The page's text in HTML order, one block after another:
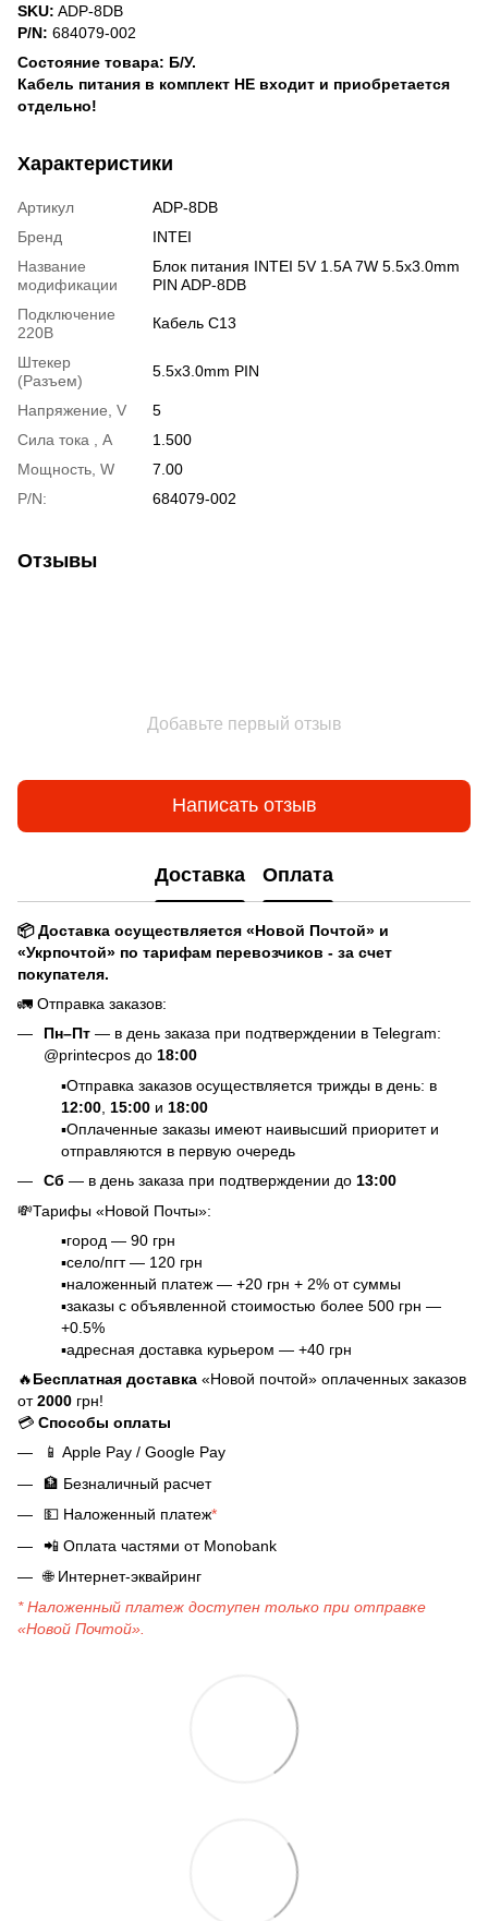
SKU: ADP-8DB
P/N: 684079-002
Состояние товара: Б/У.
Кабель питания в комплект НЕ входит и приобретается
отдельно!
Характеристики
Артикул
ADP-8DB
Бренд
INTEI
Название
модификации
Блок питания INTEI 5V 1.5A 7W 5.5x3.0mm
PIN ADP-8DB
Подключение
220В
Кабель С13
Штекер
(Разъем)
5.5x3.0mm PIN
Напряжение, V
5
Сила тока , A
1.500
Мощность, W
7.00
P/N:
684079-002
Отзывы
Добавьте первый отзыв
Написать отзыв
Доставка Оплата
📦 Доставка осуществляется «Новой Почтой» и
«Укрпочтой» по тарифам перевозчиков - за счет
покупателя.
🚛 Отправка заказов:
Пн–Пт — в день заказа при подтверждении в Telegram:
@printecpos до 18:00
▪️Отправка заказов осуществляется трижды в день: в
12:00 15:00 и 18:00
▪️Оплаченные заказы имеют наивысший приоритет и
отправляются в первую очередь
Сб — в день заказа при подтверждении до 13:00
💸Тарифы «Новой Почты»:
▪️город — 90 грн
▪️село/пгт — 120 грн
▪️наложенный платеж — +20 грн + 2% от суммы
▪️заказы с объявленной стоимостью более 500 грн —
+0.5%
▪️адресная доставка курьером — +40 грн
🔥Бесплатная доставка «Новой почтой» оплаченных заказов
от2000 грн!
💳 Способы оплаты
📱 Apple Pay / Google Pay
🏦 Безналичный расчет
💵 Наложенный платеж*
📲 Оплата частями от Monobank
🌐Интернет-эквайринг
* Наложенный платеж доступен только при отправке
«Новой Почтой».